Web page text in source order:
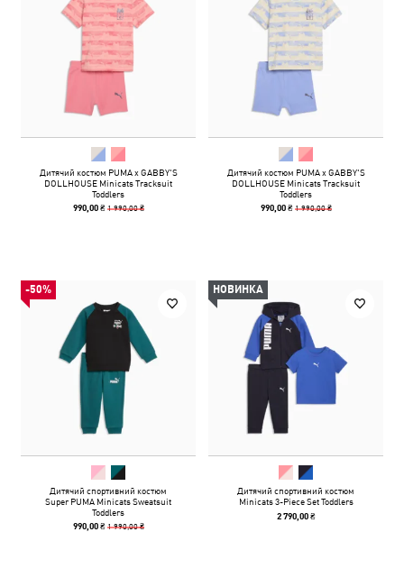
Дитячий костюм PUMA x GABBY'S
DOLLHOUSE Minicats Tracksuit
Toddlers
990,00 ₴ 1 990,00 ₴
Дитячий костюм PUMA x GABBY'S
DOLLHOUSE Minicats Tracksuit
Toddlers
990,00 ₴ 1 990,00 ₴
-50%
Дитячий спортивний костюм
Super PUMA Minicats Sweatsuit
Toddlers
990,00 ₴ 1 990,00 ₴
НОВИНКА
Дитячий спортивний костюм
Minicats 3-Piece Set Toddlers
2 790,00 ₴